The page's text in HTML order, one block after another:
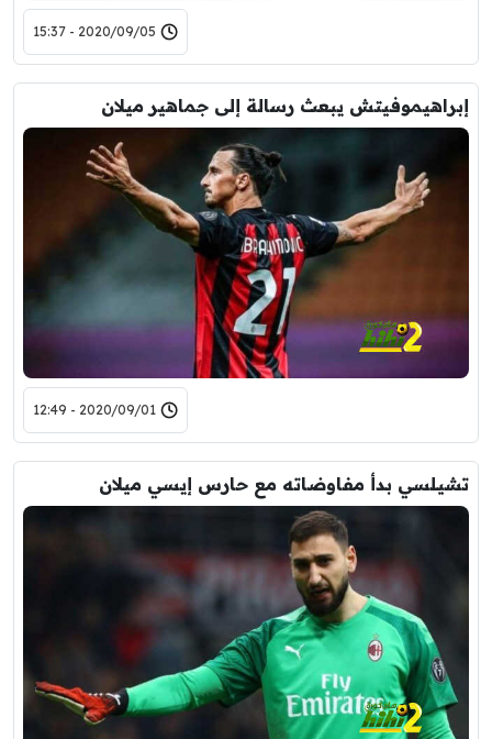
2020/09/05 - 15:37
إبراهيموفيتش يبعث رسالة إلى جماهير ميلان
2020/09/01 - 12:49
تشيلسي بدأ مفاوضاته مع حارس إيسي ميلان